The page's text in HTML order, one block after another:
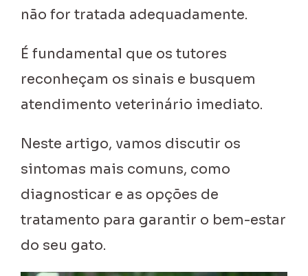
não for tratada adequadamente.
É fundamental que os tutores
reconheçam os sinais e busquem
atendimento veterinário imediato.
Neste artigo, vamos discutir os
sintomas mais comuns, como
diagnosticar e as opções de
tratamento para garantir o bem-estar
do seu gato.